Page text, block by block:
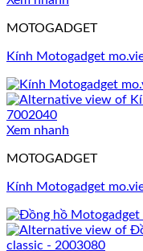
MOTOGADGET
Kính Motogadget
Xem nhanh
MOTOGADGET
Kính Motogadget